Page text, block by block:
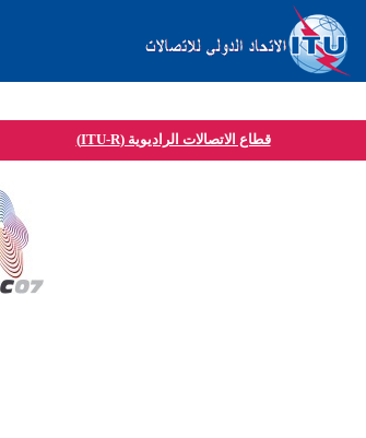
قطاع الاتصالات الراديوية (ITU-R)